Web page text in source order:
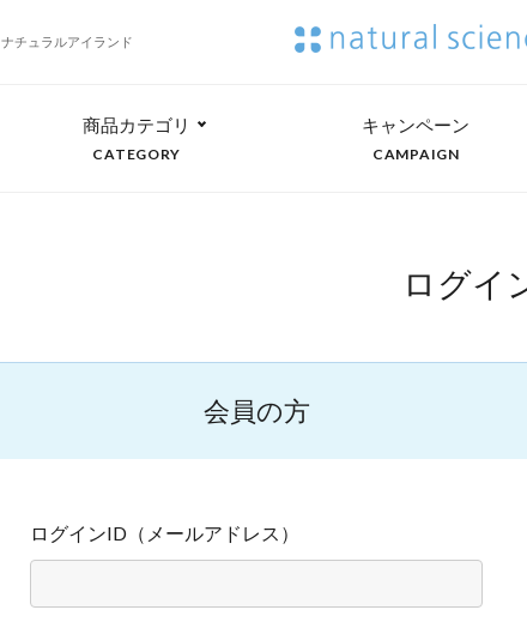
ナチュラルアイランド
商品カテゴリ
CATEGORY
キャンペーン
CAMPAIGN
ログイ
会員の方
ログインID（メールアドレス）